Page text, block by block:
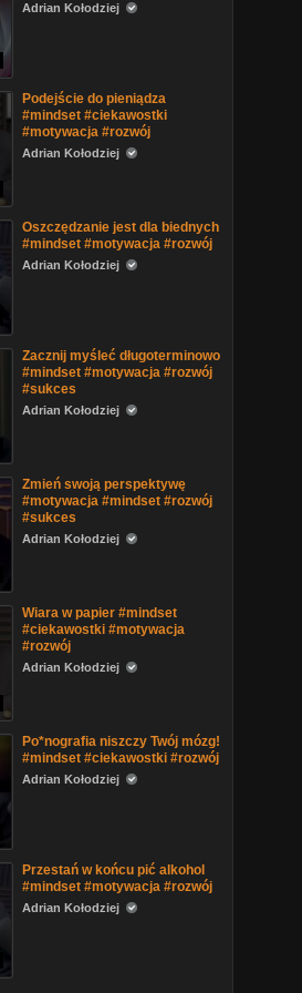
Adrian Kołodziej
Podejście do pieniądza
#mindset #ciekawostki
#motywacja #rozwój
Adrian Kołodziej
Oszczędzanie jest dla biednych
#mindset #motywacja #rozwój
Adrian Kołodziej
Zacznij myśleć długoterminowo
#mindset #motywacja #rozwój
#sukces
Adrian Kołodziej
Zmień swoją perspektywę
#motywacja #mindset #rozwój
#sukces
Adrian Kołodziej
Wiara w papier #mindset
#ciekawostki #motywacja
#rozwój
Adrian Kołodziej
Po*nografia niszczy Twój mózg!
#mindset #ciekawostki #rozwój
Adrian Kołodziej
Przestań w końcu pić alkohol
#mindset #motywacja #rozwój
Adrian Kołodziej